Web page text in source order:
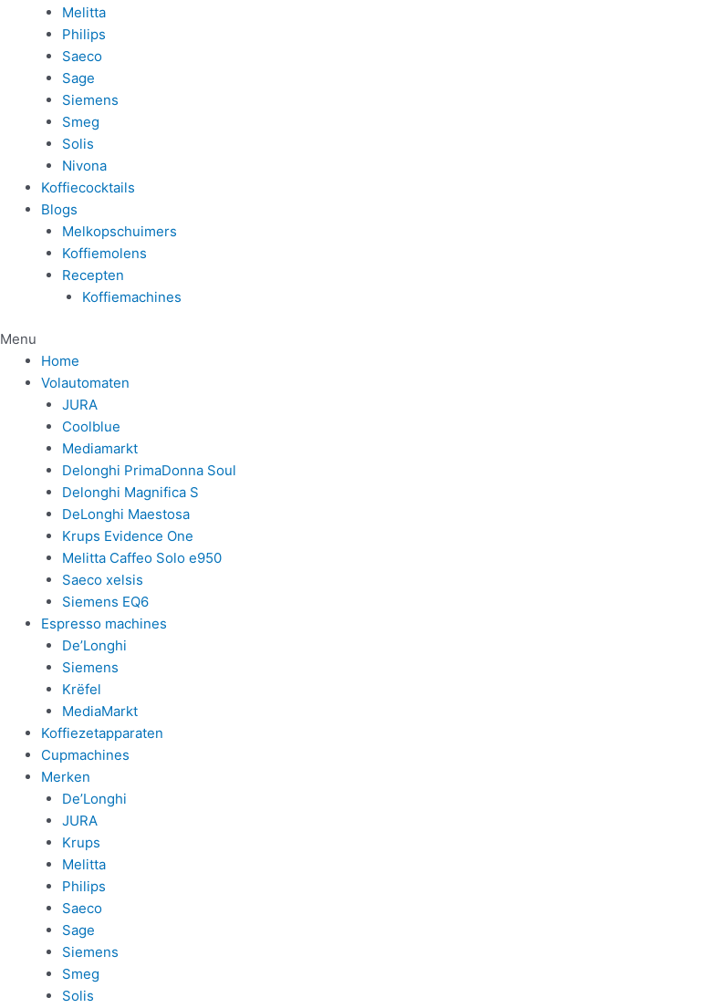
Melitta
Philips
Saeco
Sage
Siemens
Smeg
Solis
Nivona
Koffiecocktails
Blogs
Melkopschuimers
Koffiemolens
Recepten
Koffiemachines
Menu
Home
Volautomaten
JURA
Coolblue
Mediamarkt
Delonghi PrimaDonna Soul
Delonghi Magnifica S
DeLonghi Maestosa
Krups Evidence One
Melitta Caffeo Solo e950
Saeco xelsis
Siemens EQ6
Espresso machines
De’Longhi
Siemens
Krëfel
MediaMarkt
Koffiezetapparaten
Cupmachines
Merken
De’Longhi
JURA
Krups
Melitta
Philips
Saeco
Sage
Siemens
Smeg
Solis